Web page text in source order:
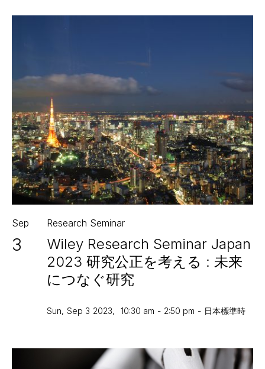
Sep
3
Research Seminar
Wiley Research Seminar Japan
2023 研究公正を考える : 未来
につなぐ研究
Sun, Sep 3 2023, 10:30 am - 2:50 pm - 日本標準時